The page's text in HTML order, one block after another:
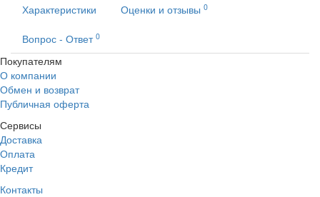
Характеристики Оценки и отзывы 0
Вопрос - Ответ 0
Покупателям
О компании
Обмен и возврат
Публичная оферта
Сервисы
Доставка
Оплата
Кредит
Контакты